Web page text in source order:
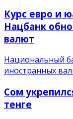
Курс евро и
Нацбанк
валют
Национальный
иностранных
Сом
тенге